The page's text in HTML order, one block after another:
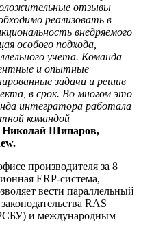
отзывы
реализовать в
внедряемого
особого подхода,
учета. Команда
и опытные
задачи и решив
в срок. Во многом это
интегратора работала
командой
Николай Шипаров,
производителя за 8
ERP-система,
вести параллельный
RAS
РСБУ) и международным